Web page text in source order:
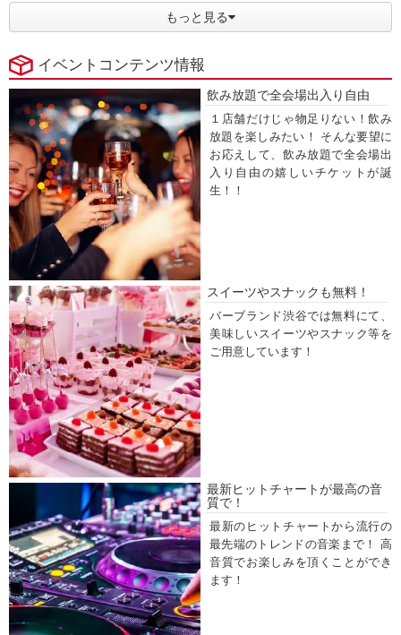
もっと見る
イベントコンテンツ情報
飲み放題で全会場出入り自由
１店舗だけじゃ物足りない！飲み
放題を楽しみたい！ そんな要望に
お応えして、飲み放題で全会場出
入り自由の嬉しいチケットが誕
生！！
スイーツやスナックも無料！
バーブランド渋谷では無料にて、
美味しいスイーツやスナック等を
ご用意しています！
最新ヒットチャートが最高の音
質で！
最新のヒットチャートから流行の
最先端のトレンドの音楽まで！ 高
音質でお楽しみを頂くことができ
ます！